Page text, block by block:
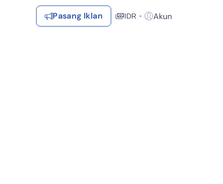
Pasang Iklan IDR Akun